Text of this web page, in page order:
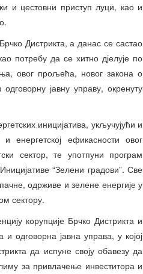
и цестовни приступ луци, као и
Дистрикта, а данас се састао
потребу да се хитно дјелује по
овог прољећа, новог закона о
јавну управу, окренуту
иницијатива, укључујући и
енергетској ефикасности овог
сектор, те употпуни програм
“Зелени градови”. Све
одрживе и зелене енергије у
сектору.
корупције Брчко Дистрикта и
одговорна јавна управа, у којој
да испуне своју обавезу да
за привлачење инвеститора и